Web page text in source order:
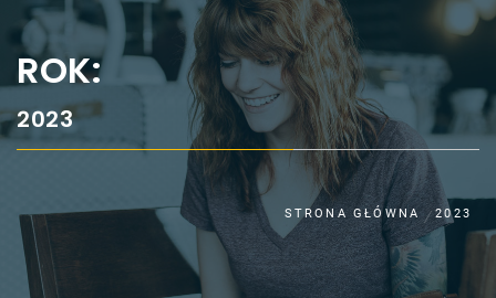
ROK:
2023
STRONA GŁÓWNA 2023